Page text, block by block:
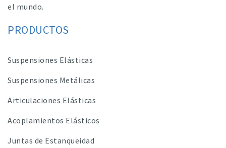
el mundo.
PRODUCTOS
Suspensiones Elásticas
Suspensiones Metálicas
Articulaciones Elásticas
Acoplamientos Elásticos
Juntas de Estanqueidad